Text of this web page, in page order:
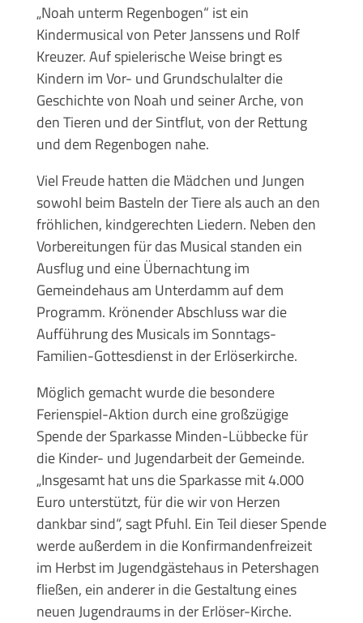
„Noah unterm Regenbogen“ ist ein
Kindermusical von Peter Janssens und Rolf
Kreuzer. Auf spielerische Weise bringt es
Kindern im Vor- und Grundschulalter die
Geschichte von Noah und seiner Arche, von
den Tieren und der Sintflut, von der Rettung
und dem Regenbogen nahe.
Viel Freude hatten die Mädchen und Jungen
sowohl beim Basteln der Tiere als auch an den
fröhlichen, kindgerechten Liedern. Neben den
Vorbereitungen für das Musical standen ein
Ausflug und eine Übernachtung im
Gemeindehaus am Unterdamm auf dem
Programm. Krönender Abschluss war die
Aufführung des Musicals im Sonntags-
Familien-Gottesdienst in der Erlöserkirche.
Möglich gemacht wurde die besondere
Ferienspiel-Aktion durch eine großzügige
Spende der Sparkasse Minden-Lübbecke für
die Kinder- und Jugendarbeit der Gemeinde.
„Insgesamt hat uns die Sparkasse mit 4.000
Euro unterstützt, für die wir von Herzen
dankbar sind“, sagt Pfuhl. Ein Teil dieser Spende
werde außerdem in die Konfirmandenfreizeit
im Herbst im Jugendgästehaus in Petershagen
fließen, ein anderer in die Gestaltung eines
neuen Jugendraums in der Erlöser-Kirche.